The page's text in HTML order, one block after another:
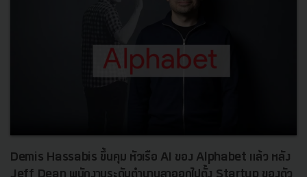
Demis Hassabis ขึ้นคุม หัวเรือ AI ของ Alphabet แล้ว หลัง
Jeff Dean พนักงานระดับตำนานลาออกไปตั้ง Startup ของตัว